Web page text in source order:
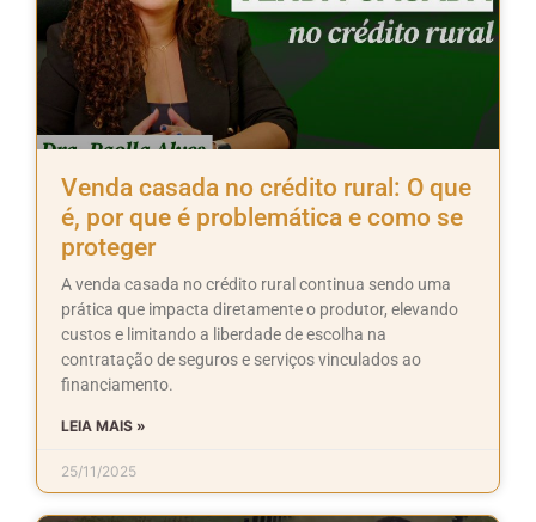
Venda casada no crédito rural: O que
é, por que é problemática e como se
proteger
A venda casada no crédito rural continua sendo uma
prática que impacta diretamente o produtor, elevando
custos e limitando a liberdade de escolha na
contratação de seguros e serviços vinculados ao
financiamento.
LEIA MAIS »
25/11/2025